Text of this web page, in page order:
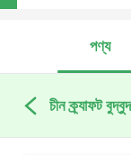
পণ্য
চীন ক্র্যাফট